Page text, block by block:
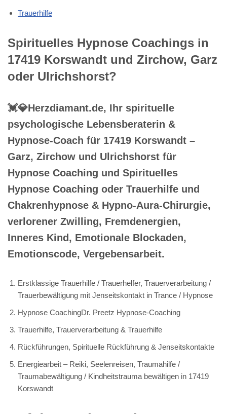
Trauerhilfe
Spirituelles Hypnose Coachings in
17419 Korswandt und Zirchow, Garz
oder Ulrichshorst?
💓️💎Herzdiamant.de, Ihr spirituelle
psychologische Lebensberaterin &
Hypnose-Coach für 17419 Korswandt –
Garz, Zirchow und Ulrichshorst für
Hypnose Coaching und Spirituelles
Hypnose Coaching oder Trauerhilfe und
Chakrenhypnose & Hypno-Aura-Chirurgie,
verlorener Zwilling, Fremdenergien,
Inneres Kind, Emotionale Blockaden,
Emotionscode, Vergebensarbeit.
Erstklassige Trauerhilfe / Trauerhelfer, Trauerverarbeitung /
Trauerbewältigung mit Jenseitskontakt in Trance / Hypnose
Hypnose CoachingDr. Preetz Hypnose-Coaching
Trauerhilfe, Trauerverarbeitung & Trauerhilfe
Rückführungen, Spirituelle Rückführung & Jenseitskontakte
Energiearbeit – Reiki, Seelenreisen, Traumahilfe /
Traumabewältigung / Kindheitstrauma bewältigen in 17419
Korswandt